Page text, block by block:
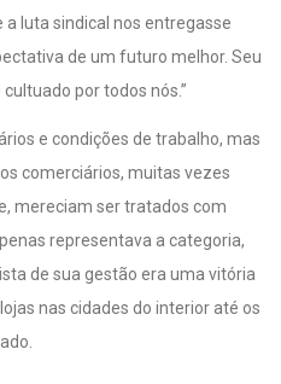
luta sindical nos entregasse
de um futuro melhor. Seu
por todos nós.”
e condições de trabalho, mas
comerciários, muitas vezes
mereciam ser tratados com
representava a categoria,
de sua gestão era uma vitória
nas cidades do interior até os